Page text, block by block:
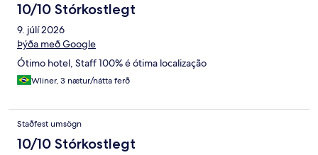
10/10 Stórkostlegt
9. júlí 2026
Þýða með Google
Ótimo hotel, Staff 100% é ótima localização
Wliner, 3 nætur/nátta ferð
Staðfest umsögn
10/10 Stórkostlegt